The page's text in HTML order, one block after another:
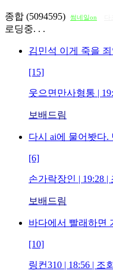
종합 (5094595) 썸네일on
로딩중. . .
김민석 이게 죽을
[15]
웃으면만사형통 |
보배드림
다시 ai에 물어봣다.
[6]
손가락장인 | 19:28 |
보배드림
바다에서 빨래하면
[10]
링컨310 | 18:56 | 조회